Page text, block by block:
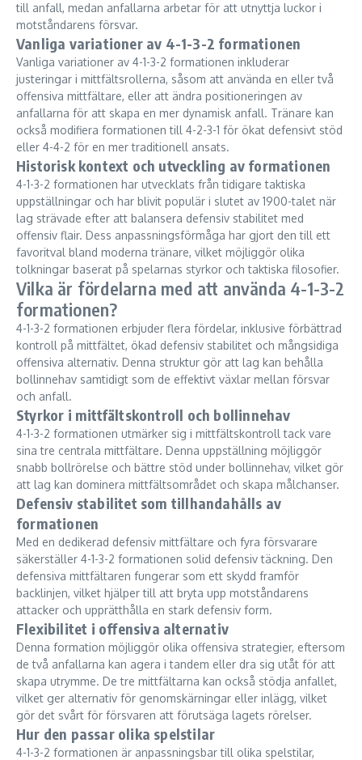
till anfall, medan anfallarna arbetar för att utnyttja luckor i
motståndarens försvar.
Vanliga variationer av 4-1-3-2 formationen
Vanliga variationer av 4-1-3-2 formationen inkluderar
justeringar i mittfältsrollerna, såsom att använda en eller två
offensiva mittfältare, eller att ändra positioneringen av
anfallarna för att skapa en mer dynamisk anfall. Tränare kan
också modifiera formationen till 4-2-3-1 för ökat defensivt stöd
eller 4-4-2 för en mer traditionell ansats.
Historisk kontext och utveckling av formationen
4-1-3-2 formationen har utvecklats från tidigare taktiska
uppställningar och har blivit populär i slutet av 1900-talet när
lag strävade efter att balansera defensiv stabilitet med
offensiv flair. Dess anpassningsförmåga har gjort den till ett
favoritval bland moderna tränare, vilket möjliggör olika
tolkningar baserat på spelarnas styrkor och taktiska filosofier.
Vilka är fördelarna med att använda 4-1-3-2
formationen?
4-1-3-2 formationen erbjuder flera fördelar, inklusive förbättrad
kontroll på mittfältet, ökad defensiv stabilitet och mångsidiga
offensiva alternativ. Denna struktur gör att lag kan behålla
bollinnehav samtidigt som de effektivt växlar mellan försvar
och anfall.
Styrkor i mittfältskontroll och bollinnehav
4-1-3-2 formationen utmärker sig i mittfältskontroll tack vare
sina tre centrala mittfältare. Denna uppställning möjliggör
snabb bollrörelse och bättre stöd under bollinnehav, vilket gör
att lag kan dominera mittfältsområdet och skapa målchanser.
Defensiv stabilitet som tillhandahålls av
formationen
Med en dedikerad defensiv mittfältare och fyra försvarare
säkerställer 4-1-3-2 formationen solid defensiv täckning. Den
defensiva mittfältaren fungerar som ett skydd framför
backlinjen, vilket hjälper till att bryta upp motståndarens
attacker och upprätthålla en stark defensiv form.
Flexibilitet i offensiva alternativ
Denna formation möjliggör olika offensiva strategier, eftersom
de två anfallarna kan agera i tandem eller dra sig utåt för att
skapa utrymme. De tre mittfältarna kan också stödja anfallet,
vilket ger alternativ för genomskärningar eller inlägg, vilket
gör det svårt för försvaren att förutsäga lagets rörelser.
Hur den passar olika spelstilar
4-1-3-2 formationen är anpassningsbar till olika spelstilar,